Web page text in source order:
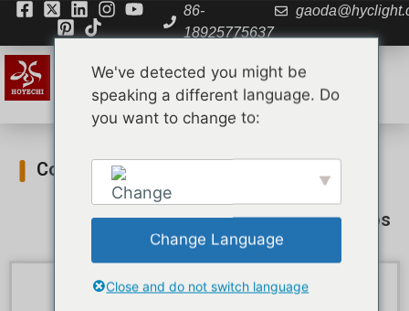
86-
18925775637
Contactar-nos
Início»Contactar-nos
We've detected you might be
speaking a different language. Do
you want to change to:
English
Change Language
Close and do not switch language